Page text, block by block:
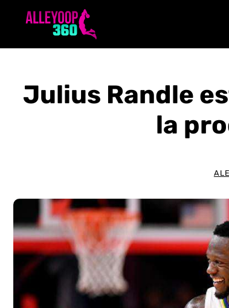
Julius Randle
la